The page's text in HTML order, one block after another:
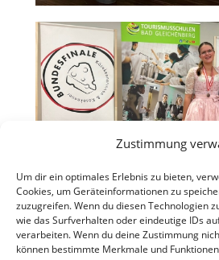
Zustimmung
Um dir ein optimales Erlebnis zu bieten,
Cookies, um Geräteinformationen zu
zuzugreifen. Wenn du diesen Technologien
wie das Surfverhalten oder eindeutige IDs
verarbeiten. Wenn du deine Zustimmung
können bestimmte Merkmale und